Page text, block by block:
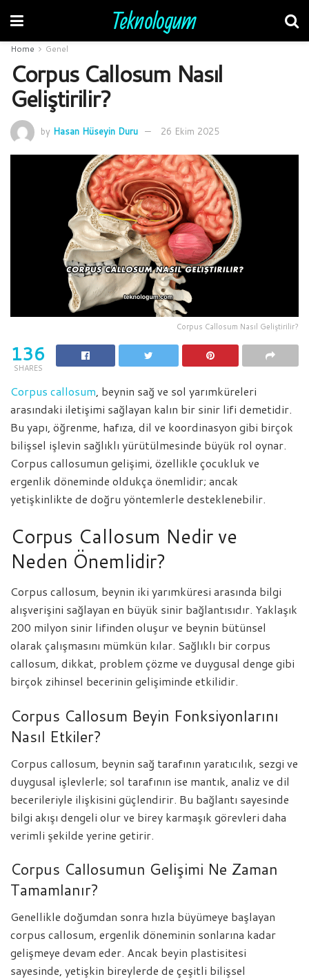
Teknologum
Home Genel
Corpus Callosum Nasıl
Geliştirilir?
by Hasan Hüseyin Duru 26 Ekim 2025
Corpus Callosum Nasıl Geliştirilir?
136
SHARES
Corpus callosum, beynin sağ ve sol yarımküreleri
arasındaki iletişimi sağlayan kalın bir sinir lifi demetidir.
Bu yapı, öğrenme, hafıza, dil ve koordinasyon gibi birçok
bilişsel işlevin sağlıklı yürütülmesinde büyük rol oynar.
Corpus callosumun gelişimi, özellikle çocukluk ve
ergenlik döneminde oldukça önemlidir; ancak
yetişkinlikte de doğru yöntemlerle desteklenebilir.
Corpus Callosum Nedir ve
Neden Önemlidir?
Corpus callosum, beynin iki yarımküresi arasında bilgi
alışverişini sağlayan en büyük sinir bağlantısıdır. Yaklaşık
200 milyon sinir lifinden oluşur ve beynin bütünsel
olarak çalışmasını mümkün kılar. Sağlıklı bir corpus
callosum, dikkat, problem çözme ve duygusal denge gibi
birçok zihinsel becerinin gelişiminde etkilidir.
Corpus Callosum Beyin Fonksiyonlarını
Nasıl Etkiler?
Corpus callosum, beynin sağ tarafının yaratıcılık, sezgi ve
duygusal işlevlerle; sol tarafının ise mantık, analiz ve dil
becerileriyle ilişkisini güçlendirir. Bu bağlantı sayesinde
bilgi akışı dengeli olur ve birey karmaşık görevleri daha
verimli şekilde yerine getirir.
Corpus Callosumun Gelişimi Ne Zaman
Tamamlanır?
Genellikle doğumdan sonra hızla büyümeye başlayan
corpus callosum, ergenlik döneminin sonlarına kadar
gelişmeye devam eder. Ancak beyin plastisitesi
sayesinde, yetişkin bireylerde de çeşitli bilişsel